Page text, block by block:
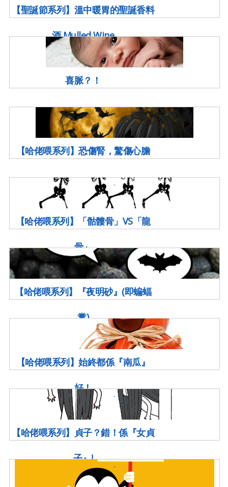
【聖誕節系列】溫中暖胃的聖誕香料
酒 Mulled Wine
喜脈？！
【哈佬喂系列】恐傷腎，驚傷心膽
【哈佬喂系列】「骷髏骨」VS「龍
骨」
【哈佬喂系列】『夜明砂』(即蝙蝠
糞)
【哈佬喂系列】始終都係『南瓜』
好！
【哈佬喂系列】貞子？錯！係『女貞
子』!